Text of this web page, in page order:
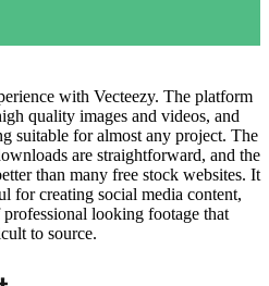
with Vecteezy. The platform
quality images and videos, and
suitable for almost any project. The
are straightforward, and the
than many free stock websites. It
for creating social media content,
looking footage that
to source.